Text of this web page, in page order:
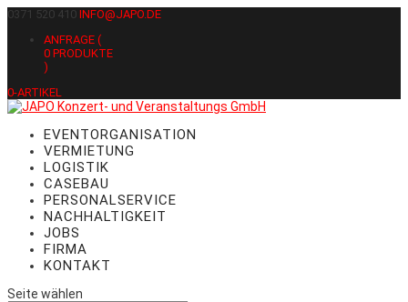
0371 520 410 INFO@JAPO.DE
ANFRAGE (
0 PRODUKTE
)
0-ARTIKEL
EVENTORGANISATION
VERMIETUNG
LOGISTIK
CASEBAU
PERSONALSERVICE
NACHHALTIGKEIT
JOBS
FIRMA
KONTAKT
Seite wählen